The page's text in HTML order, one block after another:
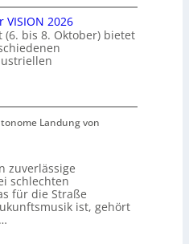
2026
(6. bis 8. Oktober) bietet
Landung von
zuverlässige
schlechten
für die Straße
ist, gehört